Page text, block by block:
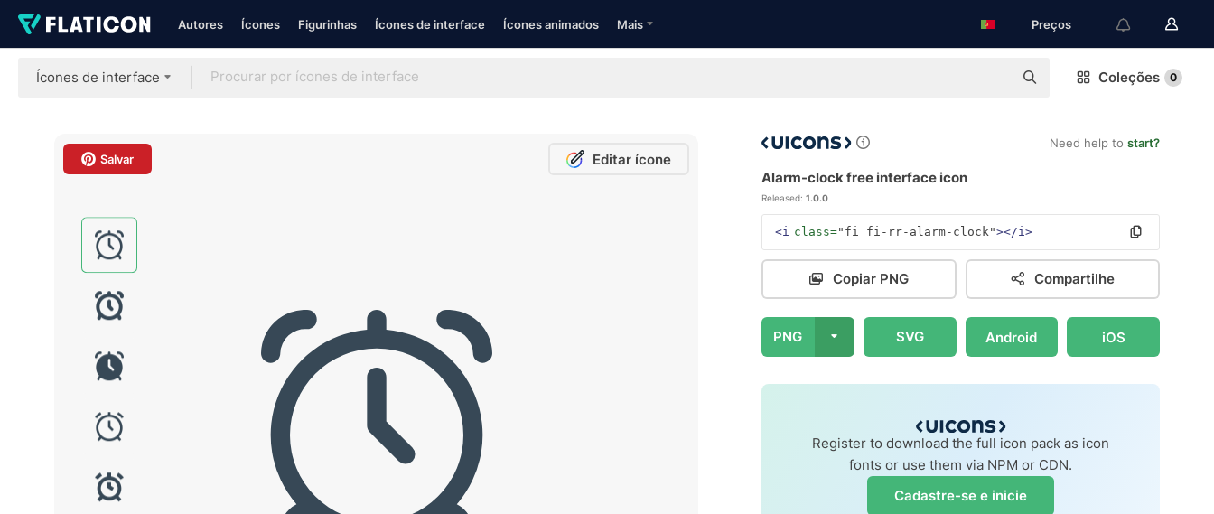
Autores Ícones Figurinhas Ícones de interface Ícones animados Mais Preços
Ícones de interface Coleções 0
Salvar Editar ícone
Need help to start?
Alarm-clock free interface icon
Released: 1.0.0
<i class="fi fi-rr-alarm-clock"></i>
Copiar PNG Compartilhe
PNG SVG Android iOS
Register to download the full icon pack as icon
fonts or use them via NPM or CDN.
Cadastre-se e inicie